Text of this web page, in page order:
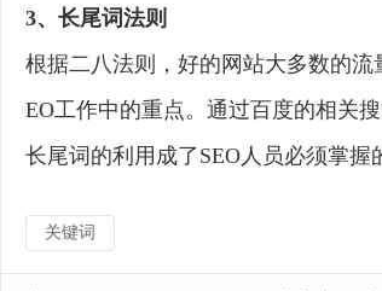
3、长尾词法则
根据二八法则，好的网站大多数的
EO工作中的重点。通过百度的相关
长尾词的利用成了SEO人员必须掌握
关键词